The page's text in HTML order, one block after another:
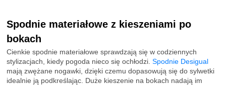
Spodnie materiałowe z kieszeniami po
bokach
Cienkie spodnie materiałowe sprawdzają się w codziennych
stylizacjach, kiedy pogoda nieco się ochłodzi. Spodnie Desigual
mają zwężane nogawki, dzięki czemu dopasowują się do sylwetki
idealnie ją podkreślając. Duże kieszenie na bokach nadają im